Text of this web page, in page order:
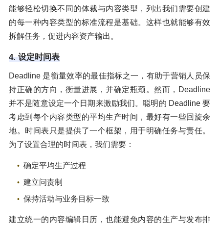
能够轻松切换不同的体裁与内容类型，列出我们需要创建
的每一种内容类型的标准流程是基础。这样也就能够有效
拆解任务，促进内容资产输出。
4. 设定时间表
Deadline 是衡量效率的最佳指标之一，有助于营销人员保
持正确的方向，衡量进展，并确定瓶颈。然而，Deadline
并不是随意设定一个日期来激励我们。聪明的 Deadline 要
考虑到每个内容类型的平均生产时间，最好有一些回旋余
地。时间表只是提供了一个框架，用于明确任务与责任。
为了设置合理的时间表，我们需要：
确定平均生产过程
建立问责制
保持活动与业务目标一致
建立统一的内容编辑日历，也能避免内容的生产与发布排